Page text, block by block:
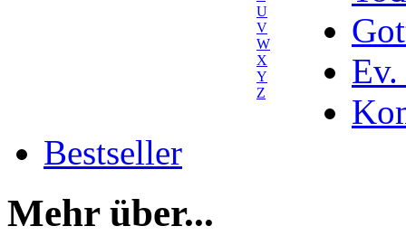
U
V
W
X
Y
Z
Ev.
Bestseller
Mehr über...